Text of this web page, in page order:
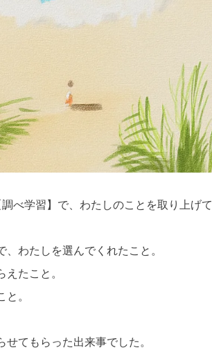
べ学習】で、わたしのことを取り上げて
わたしを選んでくれたこと。
たこと。
。
てもらった出来事でした。